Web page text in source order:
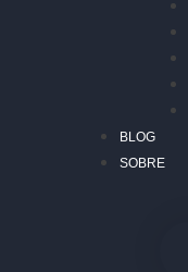
BLOG
SOBRE